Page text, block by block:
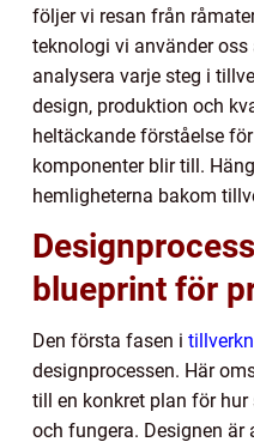
följer vi resan från
teknologi vi använder
analysera varje steg i
design, produktion och
heltäckande förståelse
komponenter blir till.
hemligheterna bakom
blueprint för
Den första fasen i
designprocessen. Här
till en konkret plan för
och fungera. Designen